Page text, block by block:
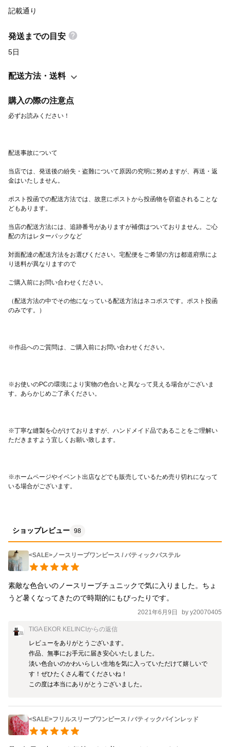
さがグッと上がりますね。 素材：コットン サイズ（平置きの状
記載通り
発送までの目安
5日
配送方法・送料
購入の際の注意点
当店では、発送後の紛失・盗難について原因の究明に努めますが、再送・返
ポスト投函での配送方法では、故意にポストから投函物を窃盗されることな
当店の配送方法には、追跡番号がありますが補償はついておりません。ご心
対面配達の配送方法をお選びください。宅配便をご希望の方は都道府県によ
（配送方法の中でその他になっている配送方法はネコポスです。ポスト投函
※お使いのPCの環境により実物の色合いと異なって見える場合がございま
※丁寧な縫製を心がけておりますが、ハンドメイド品であることをご理解い
※ホームページやイベント出店などでも販売しているため売り切れになって
ショップレビュー 98
<SALE>ノースリーブワンピース / バティックパステル
素敵な色合いのノースリーブチュニックで気に入りました。ちょ
うど暑くなってきたので時期的にもぴったりです。
2021年6月9日 by y20070405
TIGA EKOR KELINCI からの返信
レビューをありがとうございます。
作品、無事にお手元に届き安心いたしました。
淡い色合いのかわいらしい生地を気に入っていただけて嬉しいで
す！ぜひたくさん着てくださいね！
この度は本当にありがとうございました。
<SALE>フリルスリーブワンピース / バティックパインレッド